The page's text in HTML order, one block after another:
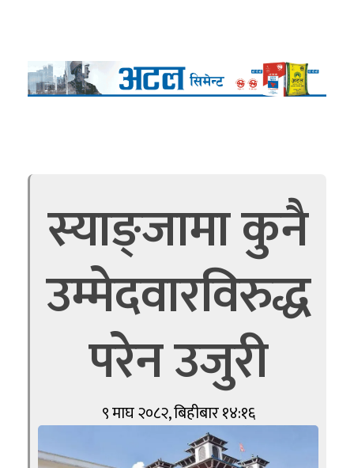
स्याङ्जामा कुनै
उम्मेदवारविरुद्ध
परेन उजुरी
९ माघ २०८२, बिहीबार १४:१६